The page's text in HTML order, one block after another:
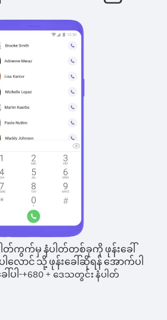
ပါတ်ကွက်မှ နံပါတ်တစ်ခုကို ဖုန်းခေါ်
လောင် သို့ ဖုန်းခေါ်ဆိုရန် အောက်ပါ
ပါ-+680+ဒေသတွင်း နံပါတ်